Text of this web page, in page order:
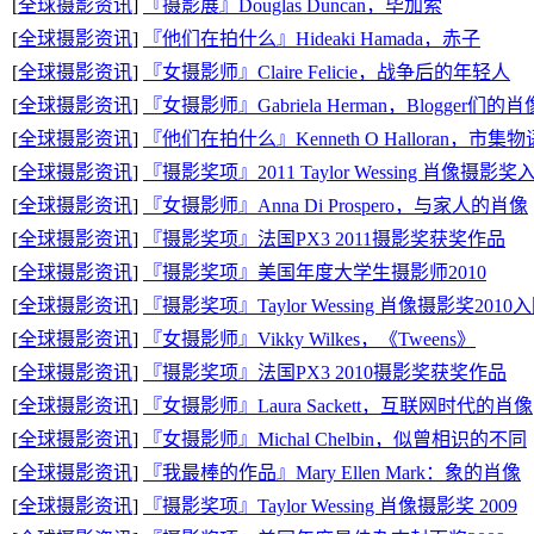
[全球摄影资讯] 『摄影展』Douglas Duncan，毕加索
[全球摄影资讯] 『他们在拍什么』Hideaki Hamada，赤子
[全球摄影资讯] 『女摄影师』Claire Felicie，战争后的年轻人
[全球摄影资讯] 『女摄影师』Gabriela Herman，Blogger们的肖
[全球摄影资讯] 『他们在拍什么』Kenneth O Halloran，市集物
[全球摄影资讯] 『摄影奖项』2011 Taylor Wessing 肖像摄影奖
[全球摄影资讯] 『女摄影师』Anna Di Prospero，与家人的肖像
[全球摄影资讯] 『摄影奖项』法国PX3 2011摄影奖获奖作品
[全球摄影资讯] 『摄影奖项』美国年度大学生摄影师2010
[全球摄影资讯] 『摄影奖项』Taylor Wessing 肖像摄影奖2010
[全球摄影资讯] 『女摄影师』Vikky Wilkes，《Tweens》
[全球摄影资讯] 『摄影奖项』法国PX3 2010摄影奖获奖作品
[全球摄影资讯] 『女摄影师』Laura Sackett，互联网时代的肖像
[全球摄影资讯] 『女摄影师』Michal Chelbin，似曾相识的不同
[全球摄影资讯] 『我最棒的作品』Mary Ellen Mark：象的肖像
[全球摄影资讯] 『摄影奖项』Taylor Wessing 肖像摄影奖 2009